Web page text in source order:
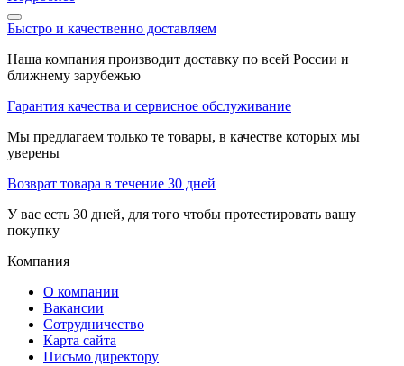
Быстро и качественно доставляем
Наша компания производит доставку по всей России и
ближнему зарубежью
Гарантия качества и сервисное обслуживание
Мы предлагаем только те товары, в качестве которых мы
уверены
Возврат товара в течение 30 дней
У вас есть 30 дней, для того чтобы протестировать вашу
покупку
Компания
О компании
Вакансии
Сотрудничество
Карта сайта
Письмо директору